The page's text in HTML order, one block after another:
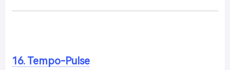
16. Tempo-Pulse